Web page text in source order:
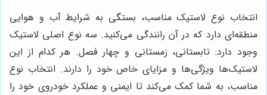
انتخاب نوع لاستیک مناسب، بستگی به شرایط آب و هوایی
منطقه‌ای دارد که در آن رانندگی می‌کنید. سه نوع اصلی لاستیک
وجود دارد: تابستانی، زمستانی و چهار فصل. هر کدام از این
لاستیک‌ها ویژگی‌ها و مزایای خاص خود را دارند. انتخاب نوع
مناسب، به شما کمک می‌کند تا ایمنی و عملکرد خودروی خود را